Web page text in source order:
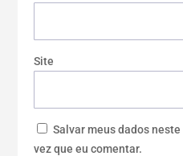
Site
Salvar meus dados
vez que eu comentar.